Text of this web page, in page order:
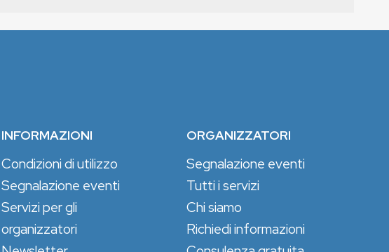
INFORMAZIONI
Condizioni di utilizzo
Segnalazione eventi
Servizi per gli
organizzatori
ORGANIZZATORI
Segnalazione eventi
Tutti i servizi
Chi siamo
Richiedi informazioni